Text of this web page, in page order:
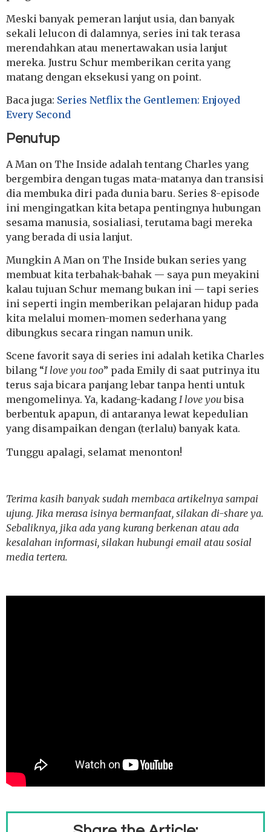
Meski banyak pemeran lanjut usia, dan banyak
sekali lelucon di dalamnya, series ini tak terasa
merendahkan atau menertawakan usia lanjut
mereka. Justru Schur memberikan cerita yang
matang dengan eksekusi yang on point.
Baca juga: Series Netflix the Gentlemen: Enjoyed
Every Second
Penutup
A Man on The Inside adalah tentang Charles yang
bergembira dengan tugas mata-matanya dan transisi
dia membuka diri pada dunia baru. Series 8-episode
ini mengingatkan kita betapa pentingnya hubungan
sesama manusia, sosialiasi, terutama bagi mereka
yang berada di usia lanjut.
Mungkin A Man on The Inside bukan series yang
membuat kita terbahak-bahak — saya pun meyakini
kalau tujuan Schur memang bukan ini — tapi series
ini seperti ingin memberikan pelajaran hidup pada
kita melalui momen-momen sederhana yang
dibungkus secara ringan namun unik.
Scene favorit saya di series ini adalah ketika Charles
bilang “I love you too” pada Emily di saat putrinya itu
terus saja bicara panjang lebar tanpa henti untuk
mengomelinya. Ya, kadang-kadang I love youbisa
berbentuk apapun, di antaranya lewat kepedulian
yang disampaikan dengan (terlalu) banyak kata.
Tunggu apalagi, selamat menonton!
Terima kasih banyak sudah membaca artikelnya sampai
ujung. Jika merasa isinya bermanfaat, silakan di-share ya.
Sebaliknya, jika ada yang kurang berkenan atau ada
kesalahan informasi, silakan hubungi email atau sosial
media tertera.